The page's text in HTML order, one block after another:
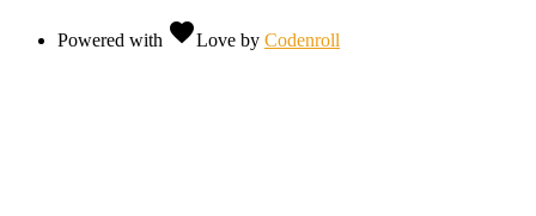
Powered with favoriteLove by Codenroll